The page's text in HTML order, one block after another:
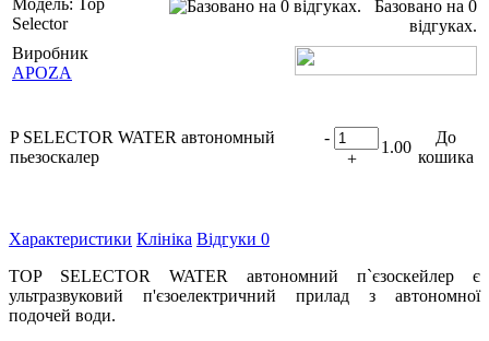
Selector
Базовано на 0
відгуках.
Виробник
APOZA
P SELECTOR WATER автономный
пьезоскалер
-
+
1.00
До
кошика
Характеристики Клініка Відгуки 0
TOP SELECTOR WATER автономний п`єзоскейлер є
ультразвуковий п'єзоелектричний прилад з автономної
подочей води.